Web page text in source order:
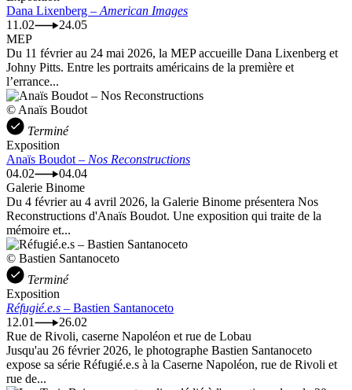
Dana Lixenberg – American Images
11.02
24.05
MEP
Du 11 février au 24 mai 2026, la MEP accueille Dana Lixenberg et
Johny Pitts. Entre les portraits américains de la première et
l’errance...
© Anaïs Boudot
Terminé
Exposition
Anaïs Boudot – Nos Reconstructions
04.02
04.04
Galerie Binome
Du 4 février au 4 avril 2026, la Galerie Binome présentera Nos
Reconstructions d'Anaïs Boudot. Une exposition qui traite de la
mémoire et...
© Bastien Santanoceto
Terminé
Exposition
Réfugié.e.s – Bastien Santanoceto
12.01
26.02
Rue de Rivoli, caserne Napoléon et rue de Lobau
Jusqu'au 26 février 2026, le photographe Bastien Santanoceto
expose sa série Réfugié.e.s à la Caserne Napoléon, rue de Rivoli et
rue de...